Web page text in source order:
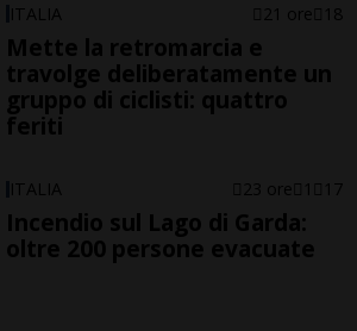
ITALIA 21 ore 18
Mette la retromarcia e
travolge deliberatamente un
gruppo di ciclisti: quattro
feriti
ITALIA 23 ore 1 17
Incendio sul Lago di Garda:
oltre 200 persone evacuate